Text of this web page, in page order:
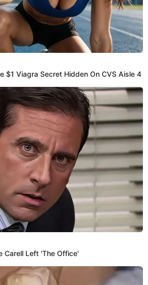
a Christian
Tarazona tras AMARRE
'echa': "Habrá contratito"
a Christian Domínguez y Karla
una 'boda ancestral' con un brujo,
entre ambos y un ritual para que el
ser infiel. Al respecto, la Urraca se
expuso que para ella hubo dinero
Compartir: